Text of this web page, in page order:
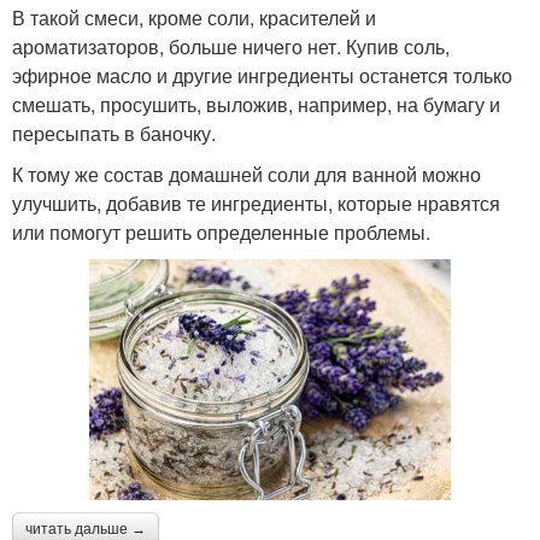
В такой смеси, кроме соли, красителей и
ароматизаторов, больше ничего нет. Купив соль,
эфирное масло и другие ингредиенты останется только
смешать, просушить, выложив, например, на бумагу и
пересыпать в баночку.
К тому же состав домашней соли для ванной можно
улучшить, добавив те ингредиенты, которые нравятся
или помогут решить определенные проблемы.
читать дальше →